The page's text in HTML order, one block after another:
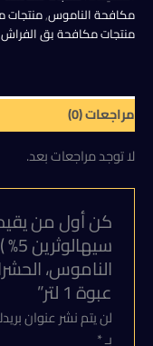
(لمبادا
سيهالوثرين
في
مكافحة
البق،
الناموس،
المنزلية
مرخص
عامه
عبوة
مكافحة الناموس,منتجات
منتجات مكافحة بق الفراش
مراجعات (0)
لا توجد مراجعات بعد.
الناموس،
عبوة 1 لتر”
لن يتم نشر عنوان
بـ*